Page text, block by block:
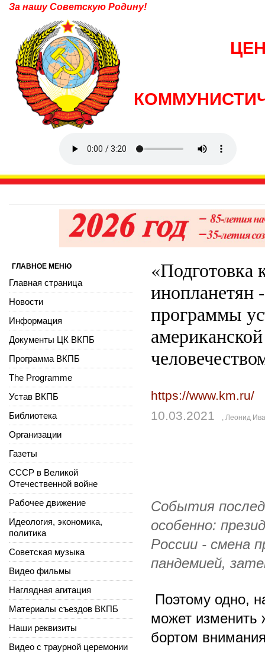
За нашу Советскую Родину!
«Подготовка
инопланетян
программы
https://www.km.ru/
10.03.2021
, Леонид
События
особенно:
России - смена
пандемией,
Поэтому одно,
может изменить
бортом
ГЛАВНОЕ МЕНЮ
Главная страница
Новости
Информация
Документы ЦК ВКПБ
Программа ВКПБ
The Programme
Устав ВКПБ
Библиотека
Организации
Газеты
СССР в Великой
Отечественной войне
Рабочее движение
Идеология, экономика,
политика
Советская музыка
Видео фильмы
Наглядная агитация
Материалы съездов ВКПБ
Наши реквизиты
Видео с траурной церемонии